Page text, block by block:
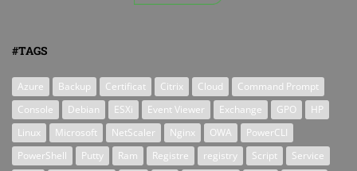
#TAGS
Azure Backup Certificat Citrix Cloud
Command Prompt
Console
Debian ESXi Event Viewer Exchange GPO
HP
Linux
Microsoft NetScaler Nginx OWA
PowerCLI
PowerShell
Putty Ram Registre registry Script
Service